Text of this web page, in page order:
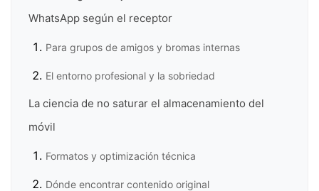
WhatsApp según el receptor
Para grupos de amigos y bromas internas
El entorno profesional y la sobriedad
La ciencia de no saturar el almacenamiento del
móvil
Formatos y optimización técnica
Dónde encontrar contenido original